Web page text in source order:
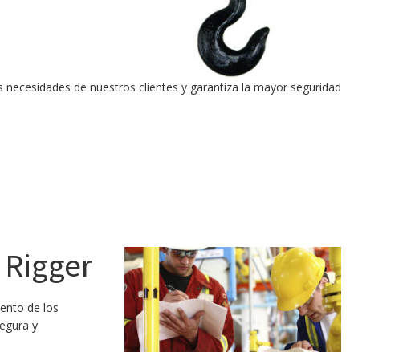
de nuestros clientes y garantiza la mayor seguridad
de los
y